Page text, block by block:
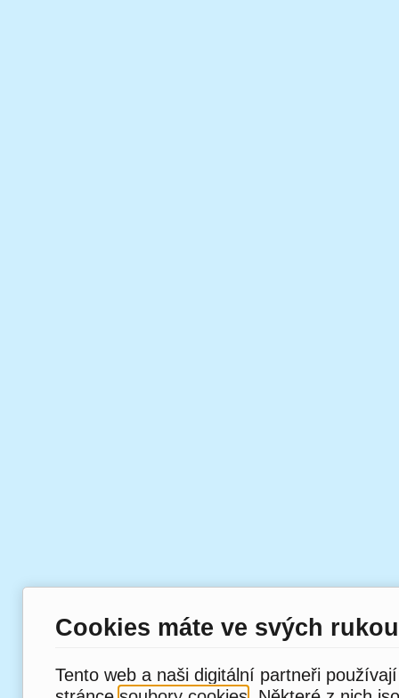
Cookies máte ve svých rukou
Tento web a naši digitální partneři